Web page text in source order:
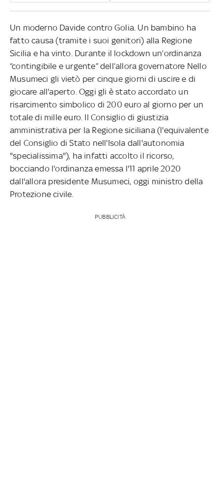
Un moderno Davide contro Golia. Un bambino ha
fatto causa (tramite i suoi genitori) alla Regione
Sicilia e ha vinto. Durante il lockdown un’ordinanza
“contingibile e urgente” dell’allora governatore Nello
Musumeci gli vietò per cinque giorni di uscire e di
giocare all'aperto. Oggi gli è stato accordato un
risarcimento simbolico di 200 euro al giorno per un
totale di mille euro. Il Consiglio di giustizia
amministrativa per la Regione siciliana (l'equivalente
del Consiglio di Stato nell'Isola dall'autonomia
"specialissima"), ha infatti accolto il ricorso,
bocciando l'ordinanza emessa l'11 aprile 2020
dall'allora presidente Musumeci, oggi ministro della
Protezione civile.
PUBBLICITÀ